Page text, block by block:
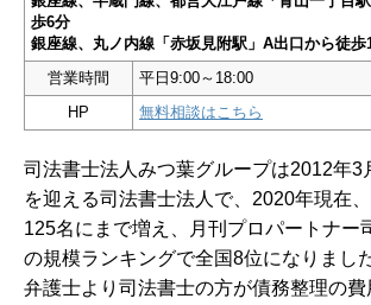
歩6分
銀座線、丸ノ内線「赤坂見附駅」A出口から徒歩
営業時間
平日9:00～18:00
HP
無料相談はこちら
司法書士法人みつ葉グループは2012年3
を迎える司法書士法人で、2020年現在
125名にまで増え、月刊プロパートナー
の規模ランキングで全国8位になりました
弁護士より司法書士の方が債務整理の費